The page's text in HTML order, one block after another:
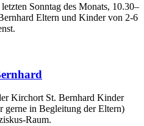
Sonntag des Monats, 10.30–
Eltern und Kinder von 2-6
Kirchort St. Bernhard Kinder
gerne in Begleitung der Eltern)
Raum.